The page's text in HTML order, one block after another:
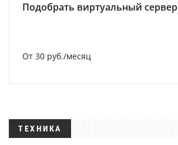
Подобрать виртуальный сервер
От 30 руб./месяц
ТЕХНИКА